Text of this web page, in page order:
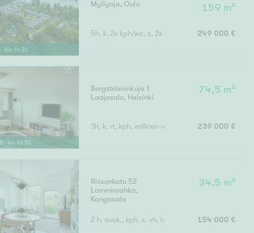
. klo 14:30
Myllyoja, Oulu
159 m²
5h, k, 2x kph/wc, s, 2x kk, takkah., vh, var., at
249 000 €
8 . klo 13:30
Borgströminkuja 1
Laajasalo, Helsinki
74,5 m²
3h, k, rt, kph, erillinen wc, vh, lasitettu parveke
239 000 €
Rissonkatu 52
Lamminrahka,
Kangasala
34,5 m²
2 h, avok., kph, s, vh, lasit. p 154 000 €